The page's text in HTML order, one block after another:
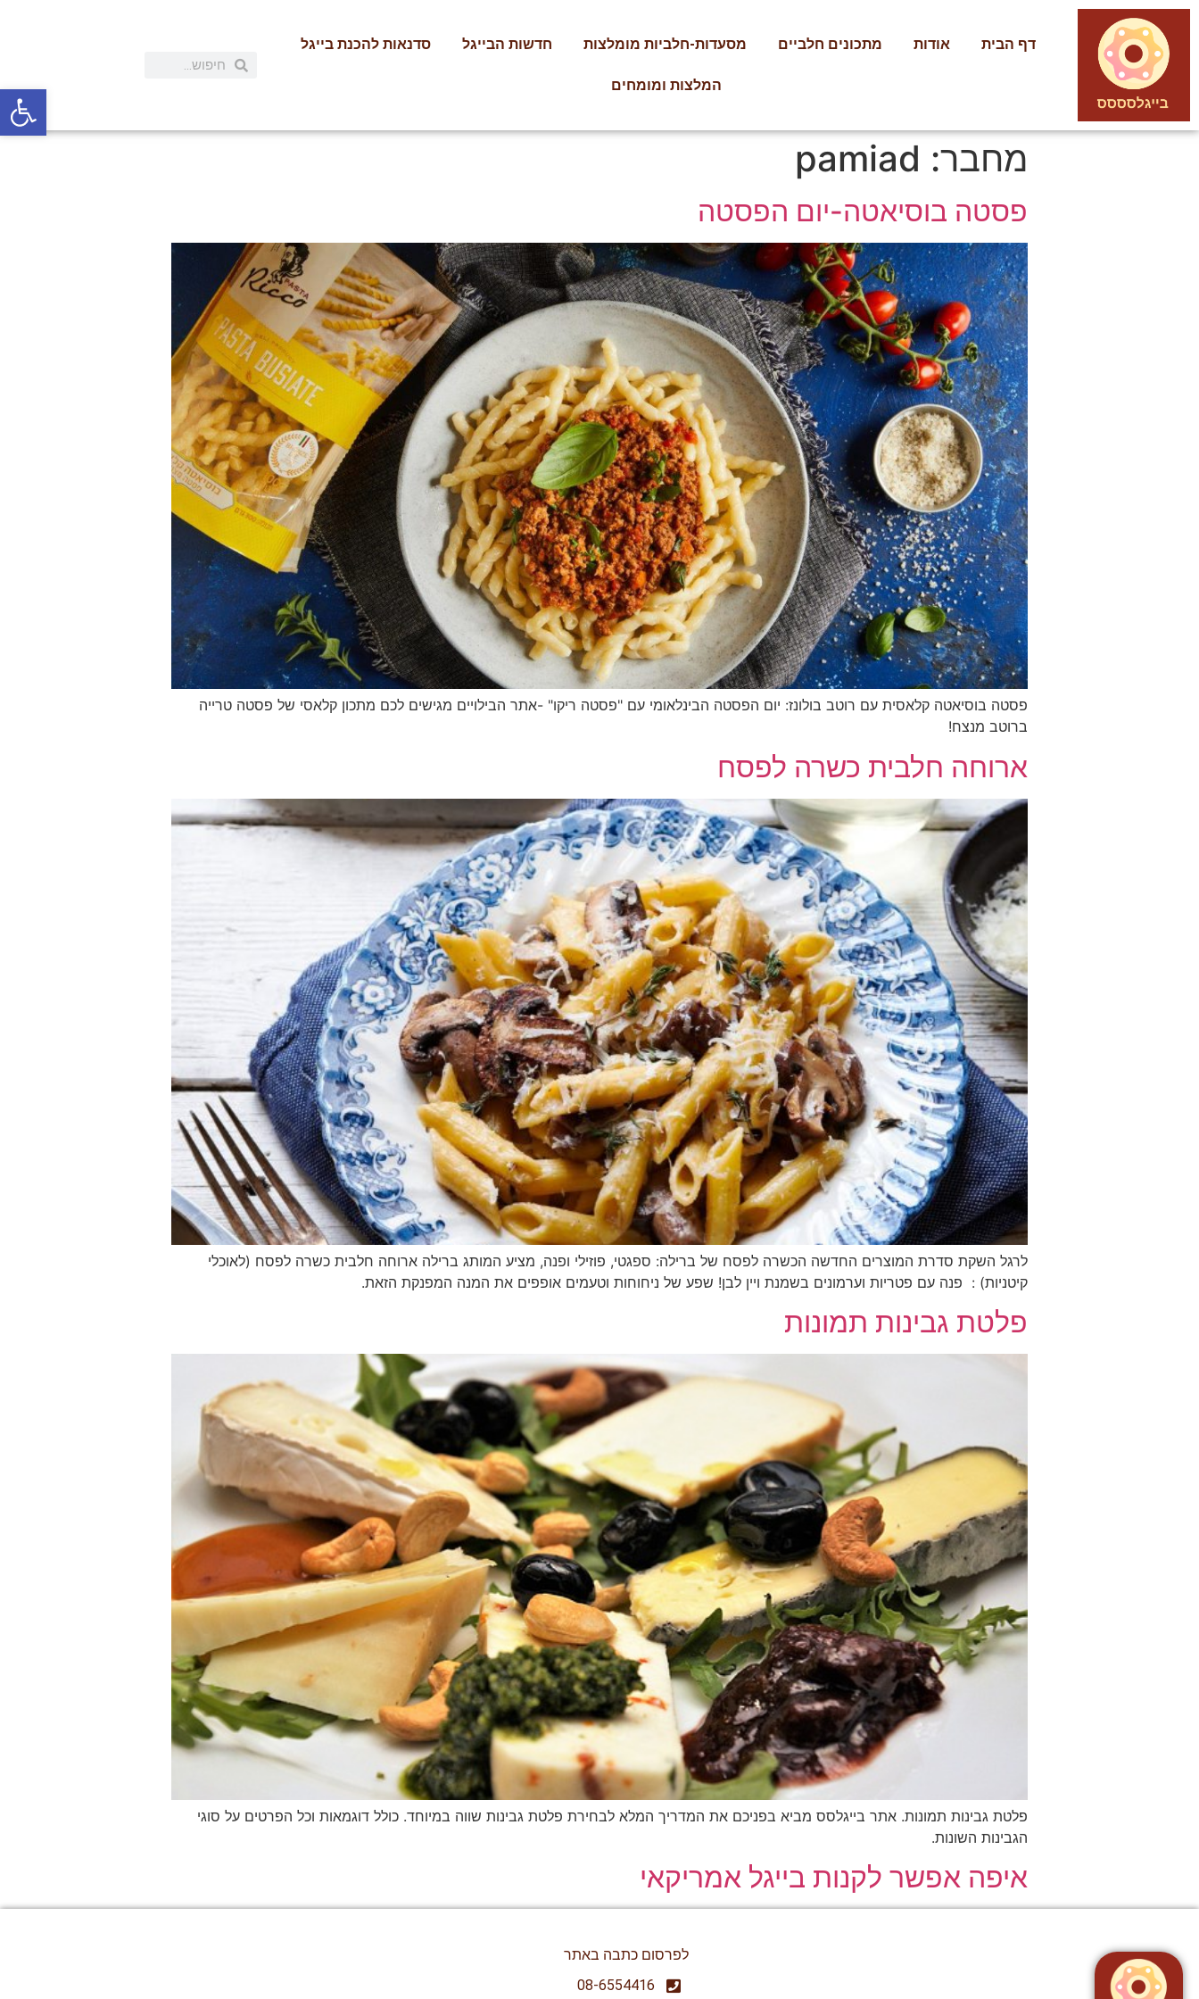
דף הבית אודות מתכונים חלביים מסעדות-חלביות מומלצות חדשות הבייגל סדנאות להכנת בייגל
המלצות ומומחים
מחבר: pamiad
פסטה בוסיאטה-יום הפסטה
פסטה בוסיאטה קלאסית עם רוטב בולונז: יום הפסטה הבינלאומי עם "פסטה ריקו" -אתר הבילויים מגישים לכם מתכון קלאסי של פסטה טרייה
ברוטב מנצח!
ארוחה חלבית כשרה לפסח
לרגל השקת סדרת המוצרים החדשה הכשרה לפסח של ברילה: ספגטי, פוזילי ופנה, מציע המותג ברילה ארוחה חלבית כשרה לפסח (לאוכלי
קיטניות) : פנה עם פטריות וערמונים בשמנת ויין לבן! שפע של ניחוחות וטעמים אופפים את המנה המפנקת הזאת.
פלטת גבינות תמונות
פלטת גבינות תמונות. אתר בייגלסס מביא בפניכם את המדריך המלא לבחירת פלטת גבינות שווה במיוחד. כולל דוגמאות וכל הפרטים על סוגי
הגבינות השונות.
איפה אפשר לקנות בייגל אמריקאי
לפרסום כתבה באתר
08-6554416